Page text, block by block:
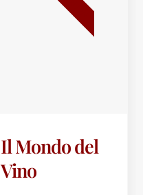
Il Mondo del
Vino